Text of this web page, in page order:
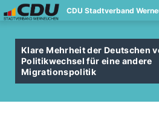
CDU Stadtverband
Klare Mehrheit der Deutschen
Politikwechsel für eine andere
Migrationspolitik